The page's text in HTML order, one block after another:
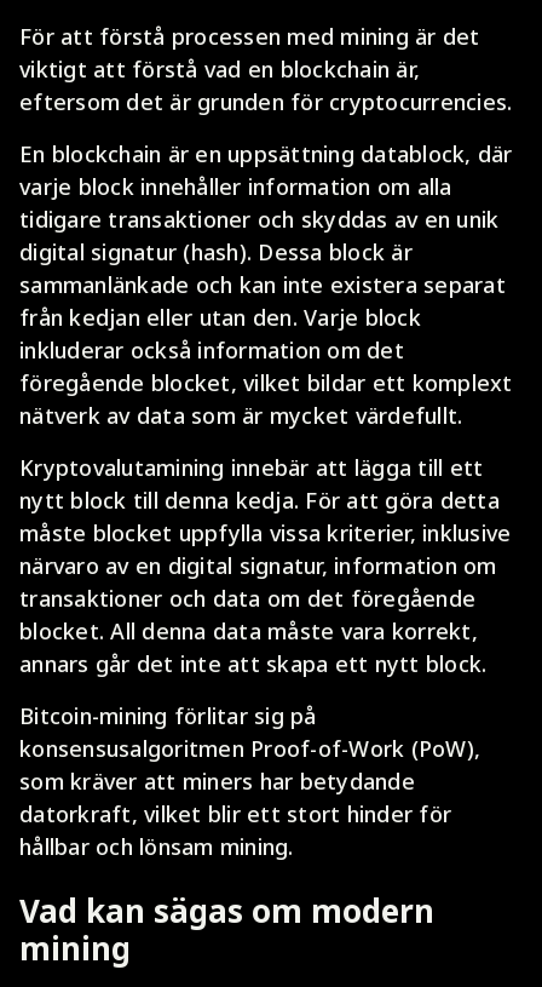
För att förstå processen med mining är det
viktigt att förstå vad en blockchain är,
eftersom det är grunden för cryptocurrencies.
En blockchain är en uppsättning datablock, där
varje block innehåller information om alla
tidigare transaktioner och skyddas av en unik
digital signatur (hash). Dessa block är
sammanlänkade och kan inte existera separat
från kedjan eller utan den. Varje block
inkluderar också information om det
föregående blocket, vilket bildar ett komplext
nätverk av data som är mycket värdefullt.
Kryptovalutamining innebär att lägga till ett
nytt block till denna kedja. För att göra detta
måste blocket uppfylla vissa kriterier, inklusive
närvaro av en digital signatur, information om
transaktioner och data om det föregående
blocket. All denna data måste vara korrekt,
annars går det inte att skapa ett nytt block.
Bitcoin-mining förlitar sig på
konsensusalgoritmen Proof-of-Work (PoW),
som kräver att miners har betydande
datorkraft, vilket blir ett stort hinder för
hållbar och lönsam mining.
Vad kan sägas om modern
mining